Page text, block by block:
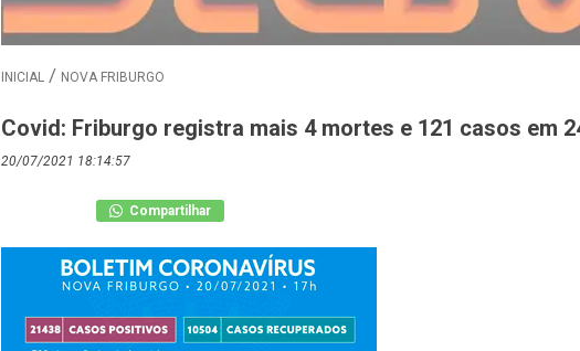
INICIAL NOVA FRIBURGO
Covid: Friburgo registra mais 4 mortes e 121 casos em
20/07/2021 18:14:57
Compartilhar